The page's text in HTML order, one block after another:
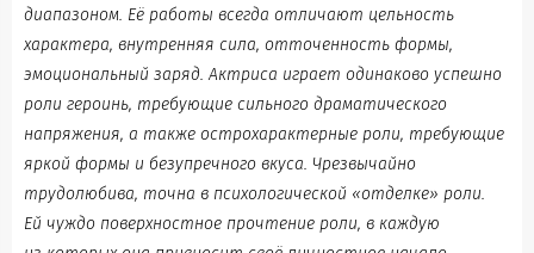
диапазоном. Её работы всегда отличают цельность
характера, внутренняя сила, отточенность формы,
эмоциональный заряд. Актриса играет одинаково успешно
роли героинь, требующие сильного драматического
напряжения, а также острохарактерные роли, требующие
яркой формы и безупречного вкуса. Чрезвычайно
трудолюбива, точна в психологической «отделке» роли.
Ей чуждо поверхностное прочтение роли, в каждую